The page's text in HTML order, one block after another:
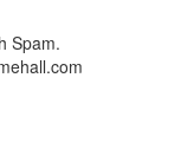
Spam.